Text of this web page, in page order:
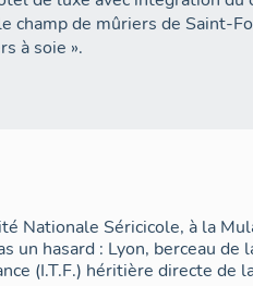
champ de mûriers de Saint-
à soie ».
Nationale Séricicole, à la
un hasard : Lyon, berceau de
(I.T.F.) héritière directe de